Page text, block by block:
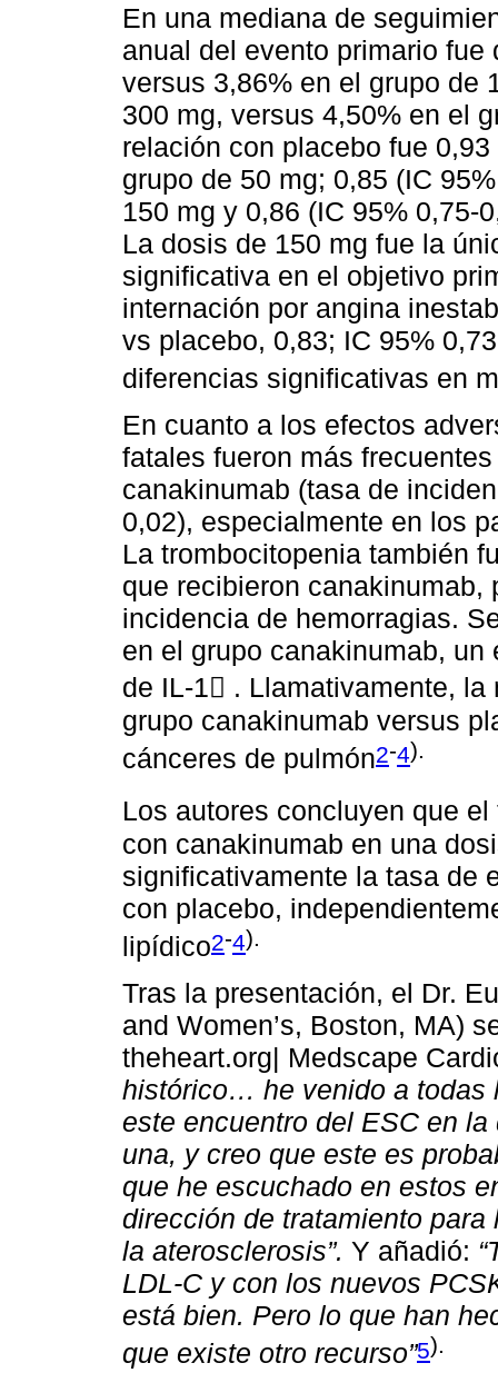
En una mediana de
anual del evento primario fue
versus 3,86% en el grupo de
300 mg, versus 4,50% en el
relación con placebo fue
grupo de 50 mg; 0,85 (IC
150 mg y 0,86 (IC 95% 0,75-
La dosis de 150 mg fue la
significativa en el objetivo
internación por angina
vs placebo, 0,83; IC 95%
diferencias significativas en
En cuanto a los efectos
fatales fueron más
canakinumab (tasa de
0,02), especialmente en los
La trombocitopenia también
que recibieron
incidencia de hemorragias.
en el grupo canakinumab,
de IL-1 . Llamativamente,
grupo canakinumab versus
cánceres de pulmón2-4).
Los autores concluyen que
con canakinumab en una
significativamente la tasa de
con placebo,
lipídico2-4).
Tras la presentación, el Dr.
and Women’s, Boston, MA)
theheart.org| Medscape
histórico… he venido a todas
este encuentro del ESC en
una, y creo que este es
que he escuchado en estos
dirección de tratamiento
la aterosclerosis”. Y añadió:
LDL-C y con los nuevos
está bien. Pero lo que han
que existe otro recurso”5).